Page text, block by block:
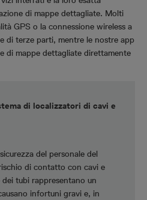
di mappe dettagliate. Molti
GPS o la connessione wireless a
di terze parti, mentre le nostre app
di mappe dettagliate direttamente
di localizzatori di cavi e
del personale del
di contatto con cavi e
tubi rappresentano un
infortuni gravi e, in